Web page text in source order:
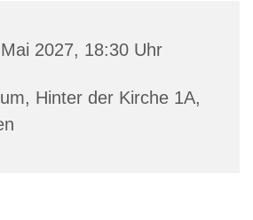
2027, 18:30 Uhr
Hinter der Kirche 1A,